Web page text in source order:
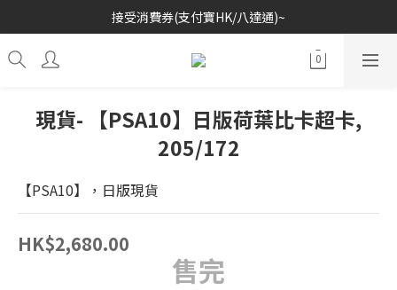
歡迎各位玩具收藏家~
接受消費券(支付寶HK/八達通)~
歡迎各位玩具收藏家~
現貨- 【PSA10】日版荷葉比卡超卡,
205/172
【PSA10】，日版現貨
HK$2,680.00
售完